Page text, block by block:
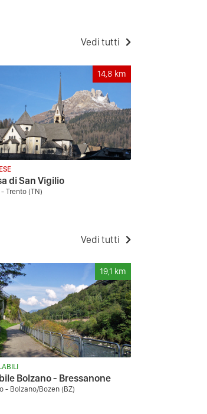
Vedi tutti
14,8 km
di San Vigilio
Trento (TN)
Vedi tutti
19,1 km
Bolzano - Bressanone
- Bolzano/Bozen (BZ)